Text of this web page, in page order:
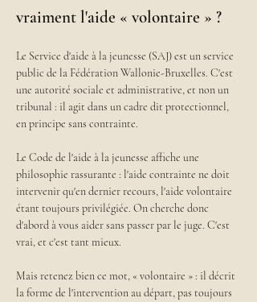
vraiment l'aide « volontaire » ?
Le Service d'aide à la jeunesse (SAJ) est un service
public de la Fédération Wallonie-Bruxelles. C'est
une autorité sociale et administrative, et non un
tribunal : il agit dans un cadre dit protectionnel,
en principe sans contrainte.
Le Code de l'aide à la jeunesse affiche une
philosophie rassurante : l'aide contrainte ne doit
intervenir qu'en dernier recours, l'aide volontaire
étant toujours privilégiée. On cherche donc
d'abord à vous aider sans passer par le juge. C'est
vrai, et c'est tant mieux.
Mais retenez bien ce mot, « volontaire » : il décrit
la forme de l'intervention au départ, pas toujours